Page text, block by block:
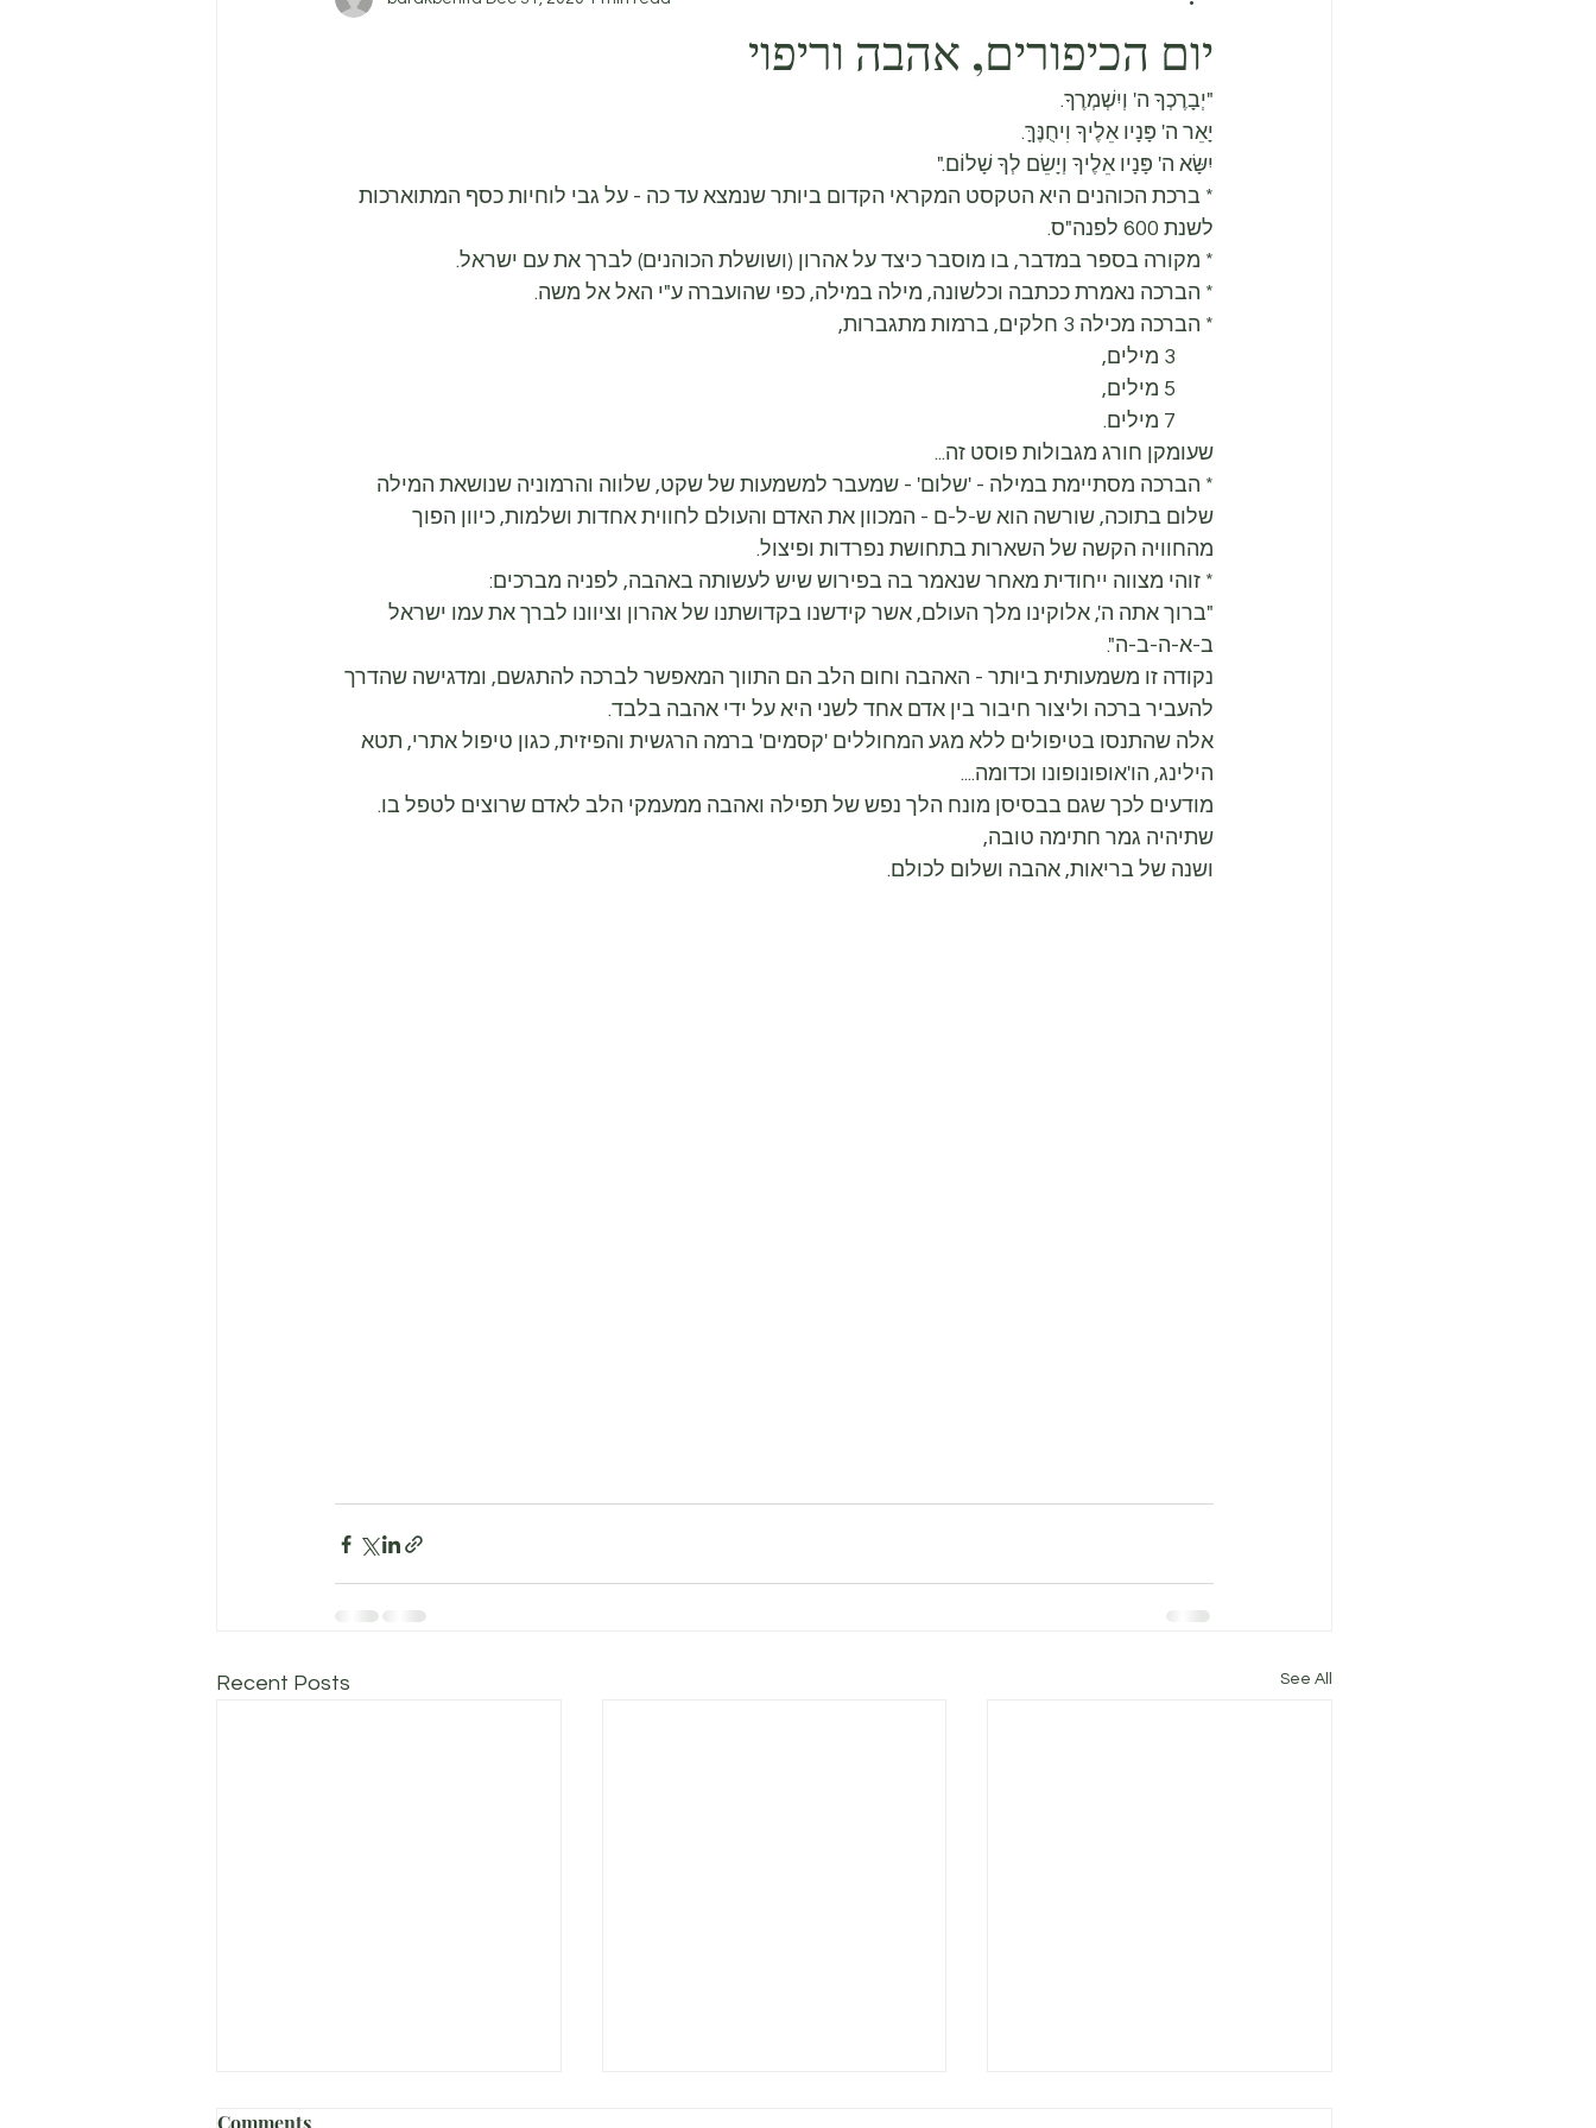
יום הכיפורים, אהבה וריפוי
"יְבָרֶכְךָ ה' וְיִשְׁמְרֶךָ.
יָאֵר ה' פָּנָיו אֵלֶיךָ וִיחֻנֶּךָּ.
יִשָּׂא ה' פָּנָיו אֵלֶיךָ וְיָשֵׂם לְךָ שָׁלוֹם."
* ברכת הכוהנים היא הטקסט המקראי הקדום ביותר שנמצא עד כה - על גבי לוחיות כסף המתוארכות
לשנת 600 לפנה"ס.
* מקורה בספר במדבר, בו מוסבר כיצד על אהרון (ושושלת הכוהנים) לברך את עם ישראל.
* הברכה נאמרת ככתבה וכלשונה, מילה במילה, כפי שהועברה ע"י האל אל משה.
* הברכה מכילה 3 חלקים, ברמות מתגברות,
שעומקן חורג מגבולות פוסט זה...
* הברכה מסתיימת במילה - 'שלום' - שמעבר למשמעות של שקט, שלווה והרמוניה שנושאת המילה
שלום בתוכה, שורשה הוא ש-ל-ם - המכוון את האדם והעולם לחווית אחדות ושלמות, כיוון הפוך
מהחוויה הקשה של השארות בתחושת נפרדות ופיצול.
* זוהי מצווה ייחודית מאחר שנאמר בה בפירוש שיש לעשותה באהבה, לפניה מברכים:
"ברוך אתה ה', אלוקינו מלך העולם, אשר קידשנו בקדושתנו של אהרון וציוונו לברך את עמו ישראל
ב-א-ה-ב-ה".
נקודה זו משמעותית ביותר - האהבה וחום הלב הם התווך המאפשר לברכה להתגשם, ומדגישה שהדרך
להעביר ברכה וליצור חיבור בין אדם אחד לשני היא על ידי אהבה בלבד.
אלה שהתנסו בטיפולים ללא מגע המחוללים 'קסמים' ברמה הרגשית והפיזית, כגון טיפול אתרי, תטא
הילינג, הו'אופונופונו וכדומה....
מודעים לכך שגם בבסיסן מונח הלך נפש של תפילה ואהבה ממעמקי הלב לאדם שרוצים לטפל בו.
שתיהיה גמר חתימה טובה,
ושנה של בריאות, אהבה ושלום לכולם.
Recent Posts See All
Comments